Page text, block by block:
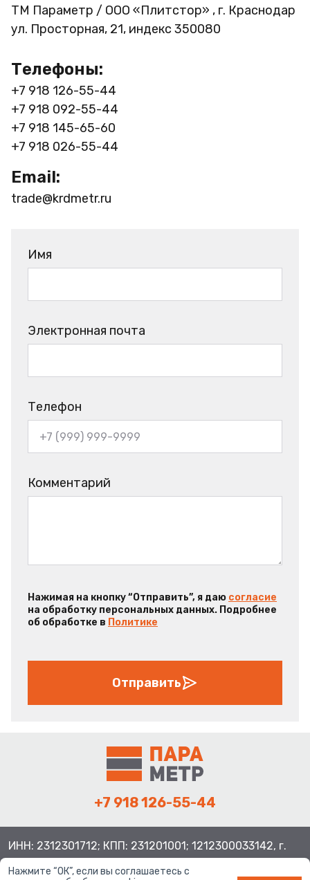
ТМ Параметр / ООО «Плитстор» , г. Краснодар
ул. Просторная, 21, индекс 350080
Телефоны:
+7 918 126-55-44
+7 918 092-55-44
+7 918 145-65-60
+7 918 026-55-44
Email:
trade@krdmetr.ru
Имя
Электронная почта
Телефон
Комментарий
Нажимая на кнопку “Отправить”, я даю согласие
на обработку персональных данных. Подробнее
об обработке в Политике
Отправить
+7 918 126-55-44
ИНН: 2312301712; КПП: 231201001; 1212300033142, г.
Нажмите “ОК”, если вы соглашаетесь с